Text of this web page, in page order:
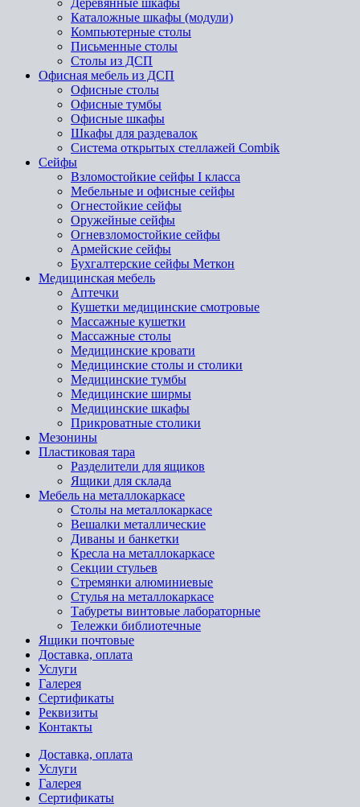
Деревянные шкафы
Каталожные шкафы (модули)
Компьютерные столы
Письменные столы
Столы из ДСП
Офисная мебель из ДСП
Офисные столы
Офисные тумбы
Офисные шкафы
Шкафы для раздевалок
Система открытых стеллажей Combik
Сейфы
Взломостойкие сейфы I класса
Мебельные и офисные сейфы
Огнестойкие сейфы
Оружейные сейфы
Огневзломостойкие сейфы
Армейские сейфы
Бухгалтерские сейфы Меткон
Медицинская мебель
Аптечки
Кушетки медицинские смотровые
Массажные кушетки
Массажные столы
Медицинские кровати
Медицинские столы и столики
Медицинские тумбы
Медицинские ширмы
Медицинские шкафы
Прикроватные столики
Мезонины
Пластиковая тара
Разделители для ящиков
Ящики для склада
Мебель на металлокаркасе
Cтолы на металлокаркасе
Вешалки металлические
Диваны и банкетки
Кресла на металлокаркасе
Секции стульев
Стремянки алюминиевые
Стулья на металлокаркасе
Табуреты винтовые лабораторные
Тележки библиотечные
Ящики почтовые
Доставка, оплата
Услуги
Галерея
Сертификаты
Реквизиты
Контакты
Доставка, оплата
Услуги
Галерея
Сертификаты